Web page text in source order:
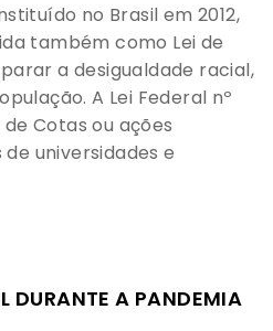
no Brasil em 2012,
também como Lei de
a desigualdade racial,
A Lei Federal nº
de Cotas ou ações
universidades e
DURANTE A PANDEMIA